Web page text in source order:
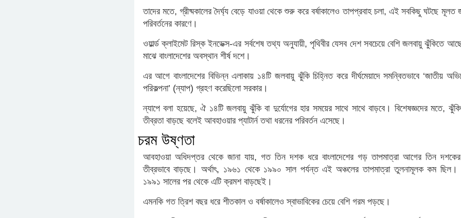
তাদের মতে, গ্রীষ্মকালের দৈর্ঘ্য বেড়ে যাওয়া থেকে শুরু করে বর্ষাকালেও তাপপ্রবাহ চলা, এই সবকিছু ঘটছে মূলত
পরিবর্তনের কারণে।
ওয়ার্ল্ড ক্লাইমেট রিস্ক ইনডেক্স-এর সর্বশেষ তথ্য অনুযায়ী, পৃথিবীর যেসব দেশ সবচেয়ে বেশি জলবায়ু ঝুঁকিতে
মাঝে বাংলাদেশের অবস্থান শীর্ষ দশে।
এর আগে বাংলাদেশের বিভিন্ন এলাকায় ১৪টি জলবায়ু ঝুঁকি চিহ্নিত করে দীর্ঘমেয়াদে সমন্বিতভাবে ‘জাতীয়
পরিকল্পনা’ (ন্যাপ) গ্রহণ করেছিলো সরকার।
ন্যাপে বলা হয়েছে, ঐ ১৪টি জলবায়ু ঝুঁকি বা দুর্যোগের হার সময়ের সাথে সাথে বাড়বে। বিশেষজ্ঞদের মতে,
তীব্রতা বাড়ছে বলেই আবহাওয়ার প্যাটার্ন তথা ধরনের পরিবর্তন এসেছে।
চরম উষ্ণতা
আবহাওয়া অধিদপ্তর থেকে জানা যায়, গত তিন দশক ধরে বাংলাদেশের গড় তাপমাত্রা আগের তিন দশকের
তীব্রভাবে বাড়ছে। অর্থাৎ, ১৯৬১ থেকে ১৯৯০ সাল পর্যন্ত এই অঞ্চলের তাপমাত্রা তুলনামূলক কম ছিল।
১৯৯১ সালের পর থেকে এটি ক্রমশ বাড়ছেই।
এমনকি গত ত্রিশ বছর ধরে শীতকাল ও বর্ষাকালেও স্বাভাবিকের চেয়ে বেশি গরম পড়ছে।